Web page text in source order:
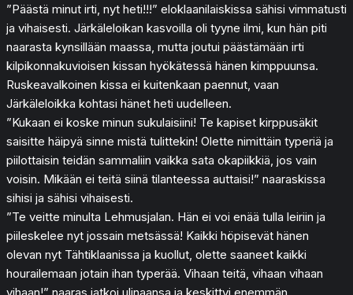
”Päästä minut irti, nyt heti!!!” eloklaanilaiskissa sähisi vimmatusti
ja vihaisesti. Järkäleloikan kasvoilla oli tyyne ilmi, kun hän piti
naarasta kynsillään maassa, mutta joutui päästämään irti
kilpikonnakuvioisen kissan hyökätessä hänen kimppuunsa.
Ruskeavalkoinen kissa ei kuitenkaan paennut, vaan
Järkäleloikka kohtasi hänet heti uudelleen.
”Kukaan ei koske minun sukulaisiini! Te kapiset kirppusäkit
saisitte häipyä sinne mistä tulittekin! Olette nimittäin typeriä ja
piilottaisin teidän sammaliin vaikka sata okapiikkiä, jos vain
voisin. Mikään ei teitä siinä tilanteessa auttaisi!” naaraskissa
sihisi ja sähisi vihaisesti.
”Te veitte minulta Lehmusjalan. Hän ei voi enää tulla leiriin ja
piileskelee nyt jossain metsässä! Kaikki höpisevät hänen
olevan nyt Tähtiklaanissa ja kuollut, olette saaneet kaikki
hourailemaan jotain ihan typerää. Vihaan teitä, vihaan vihaan
vihaan!” naaras jatkoi ulinaansa ja keskittyi enemmän